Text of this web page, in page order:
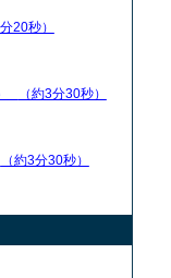
20秒）
（約3分30秒）
（約3分30秒）